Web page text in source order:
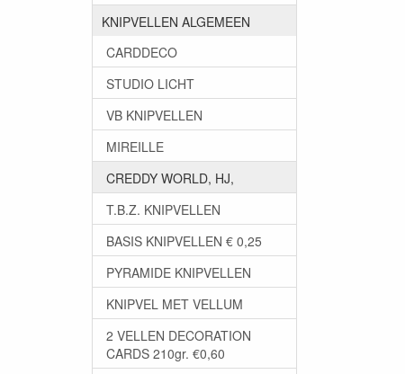
KNIPVELLEN ALGEMEEN
CARDDECO
STUDIO LICHT
VB KNIPVELLEN
MIREILLE
CREDDY WORLD, HJ,
T.B.Z. KNIPVELLEN
BASIS KNIPVELLEN € 0,25
PYRAMIDE KNIPVELLEN
KNIPVEL MET VELLUM
2 VELLEN DECORATION
CARDS 210gr. €0,60